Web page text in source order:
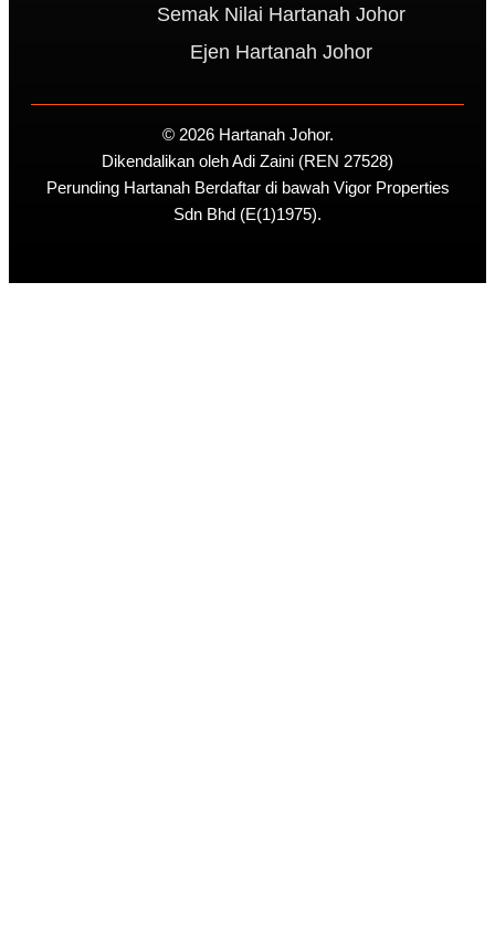
Semak Nilai Hartanah Johor
Ejen Hartanah Johor
© 2026 Hartanah Johor.
Dikendalikan oleh Adi Zaini (REN 27528)
Perunding Hartanah Berdaftar di bawah Vigor Properties
Sdn Bhd (E(1)1975).